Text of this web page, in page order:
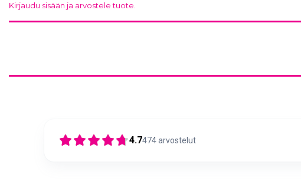
Kirjaudu sisään ja arvostele tuote.
4.7474arvostelut